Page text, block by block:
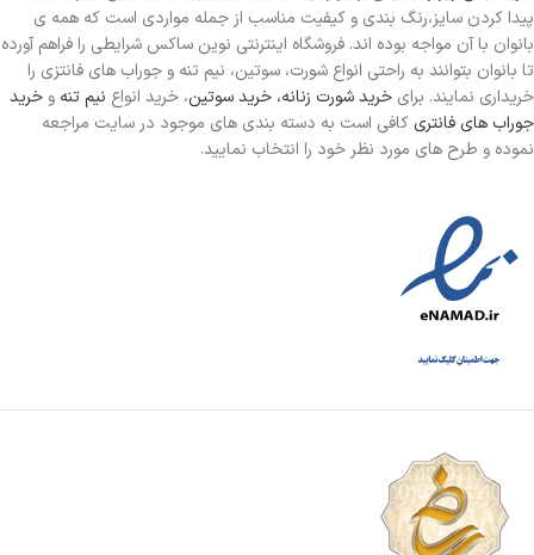
پیدا کردن سایز،رنگ بندی و کیفیت مناسب از جمله مواردی است که همه ی
بانوان با آن مواجه بوده اند. فروشگاه اینترنتی نوین ساکس شرایطی را فراهم آورده
تا بانوان بتوانند به راحتی انواع شورت، سوتین، نیم تنه و جوراب های فانتزی را
خریداری نمایند. برای خرید شورت زنانه، خرید سوتین، خرید انواع نیم تنه و خرید
جوراب های فانتری کافی است به دسته بندی های موجود در سایت مراجعه
نموده و طرح های مورد نظر خود را انتخاب نمایید.